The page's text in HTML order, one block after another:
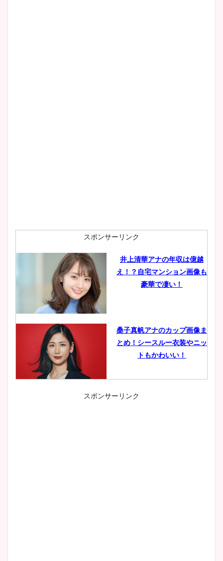
スポンサーリンク
井上清華アナの年収は億越
え！？自宅マンション画像も
豪華で凄い！
桑子真帆アナのカップ画像ま
とめ！シースルー衣装やニッ
トもかわいい！
小室瑛莉子のカップ画像まと
スポンサーリンク